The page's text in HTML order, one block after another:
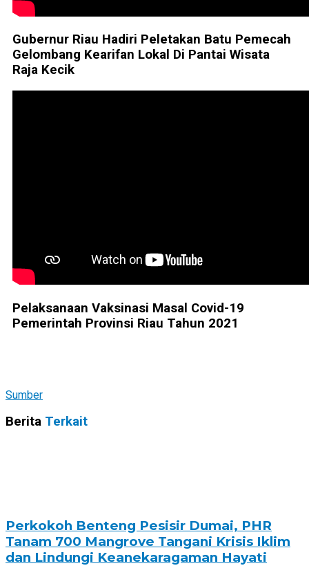
Gubernur Riau Hadiri Peletakan Batu Pemecah
Gelombang Kearifan Lokal Di Pantai Wisata
Raja Kecik
Pelaksanaan Vaksinasi Masal Covid-19
Pemerintah Provinsi Riau Tahun 2021
Sumber
Berita Terkait
Perkokoh Benteng Pesisir Dumai, PHR
Tanam 700 Mangrove Tangani Krisis Iklim
dan Lindungi Keanekaragaman Hayati